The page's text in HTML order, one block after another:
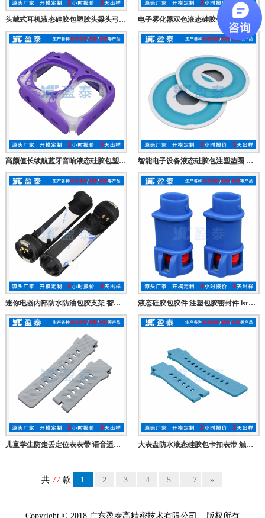
头戴式耳机液态硅胶包塑胶头梁头弓支架 无线蓝牙耳麦塑胶件硅胶件生产厂家
高颜值长续航蓝牙音响液态硅胶包塑胶外壳 智能迷你双色注塑包胶音响框架 笔记本电脑扬声器硅胶壳厂家 智能电子设备液态硅胶包注塑垫圈 液体硅胶包胶密封垫 二次注塑包胶防水垫片 注塑加工定制厂家
迷你电器内部防水防油包胶支架 智能电器液态硅胶包胶支撑架 lsr硅胶包金属零件定制厂家 液态硅胶包胶件 注塑包胶密封件 lsr硅胶包塑胶件 led路灯防水连接器 绝缘电缆公母对插户外接线器
儿童学生防走丢定位表表带 语音遥控电子表连接表带 可插卡蓝牙液态硅胶表带 硅胶包五金卡扣表带 大表盘防水液态硅胶包卡扣表带 触控表lsr硅胶包金属扣表带 加工定制液态硅胶表带源头厂家
共 77 款 1 2 3 4 5 ... 7 »
Copyright © 2018 广东盈泰高精密技术有限公司 版权所有